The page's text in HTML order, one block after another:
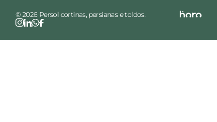
© 2026 Persol cortinas, persianas e toldos.